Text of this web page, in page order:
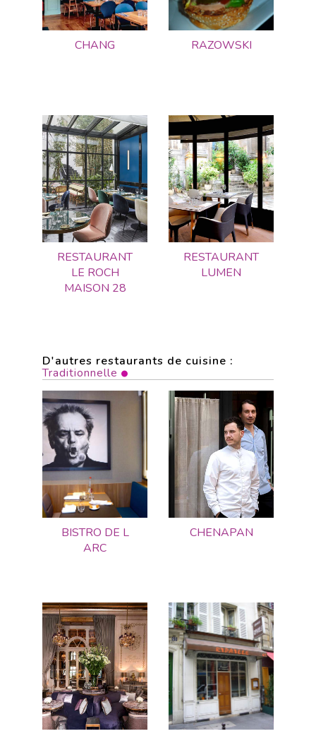
CHANG RAZOWSKI
RESTAURANT
LE ROCH
MAISON 28
RESTAURANT
LUMEN
D'autres restaurants de cuisine :
Traditionnelle
BISTRO DE L
ARC
CHENAPAN